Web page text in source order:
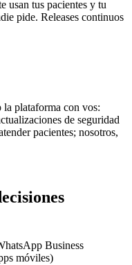
usan tus pacientes y tu
pide. Releases continuos
la plataforma con vos:
de seguridad
pacientes; nosotros,
Business
móviles)